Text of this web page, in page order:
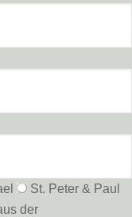
St. Peter & Paul
der